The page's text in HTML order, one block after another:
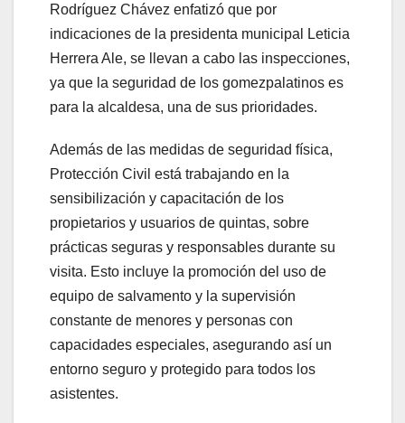
Rodríguez Chávez enfatizó que por
indicaciones de la presidenta municipal Leticia
Herrera Ale, se llevan a cabo las inspecciones,
ya que la seguridad de los gomezpalatinos es
para la alcaldesa, una de sus prioridades.
Además de las medidas de seguridad física,
Protección Civil está trabajando en la
sensibilización y capacitación de los
propietarios y usuarios de quintas, sobre
prácticas seguras y responsables durante su
visita. Esto incluye la promoción del uso de
equipo de salvamento y la supervisión
constante de menores y personas con
capacidades especiales, asegurando así un
entorno seguro y protegido para todos los
asistentes.